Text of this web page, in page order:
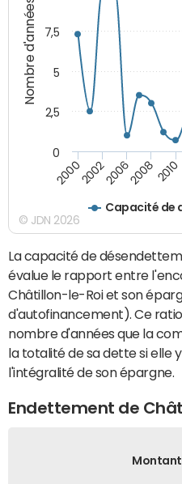
Nombre d'années
Capacité de
20002002200620082010
0
2,5
5
7,5
© JDN 2026
La capacité de
évalue le rapport entre
Châtillon-le-Roi et son
d'autofinancement). Ce
nombre d'années que la
la totalité de sa dette si elle
l'intégralité de son épargne.
Endettement de
Montant